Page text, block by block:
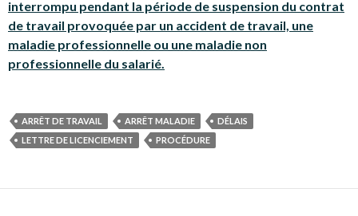
interrompu pendant la période de suspension du contrat
de travail provoquée par un accident de travail, une
maladie professionnelle ou une maladie non
professionnelle du salarié.
ARRÊT DE TRAVAIL ARRÊT MALADIE
DÉLAIS
LETTRE DE LICENCIEMENT
PROCÉDURE